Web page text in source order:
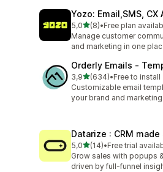
Yozo: Email,SMS, CX
5,0na 5 gwiazdek
(8)
Łączna liczba recenzji: 8
•Free plan
Manage customer
and marketing in one
Orderly Emails ‑
3,9na 5 gwiazdek
(634)
Łączna liczba recenzji: 634
•Free to install
Customizable email
your brand and marketing
Datarize : CRM
5,0na 5 gwiazdek
(14)
Łączna liczba recenzji: 14
•Free trial
Grow sales with popups
driven by full-funnel